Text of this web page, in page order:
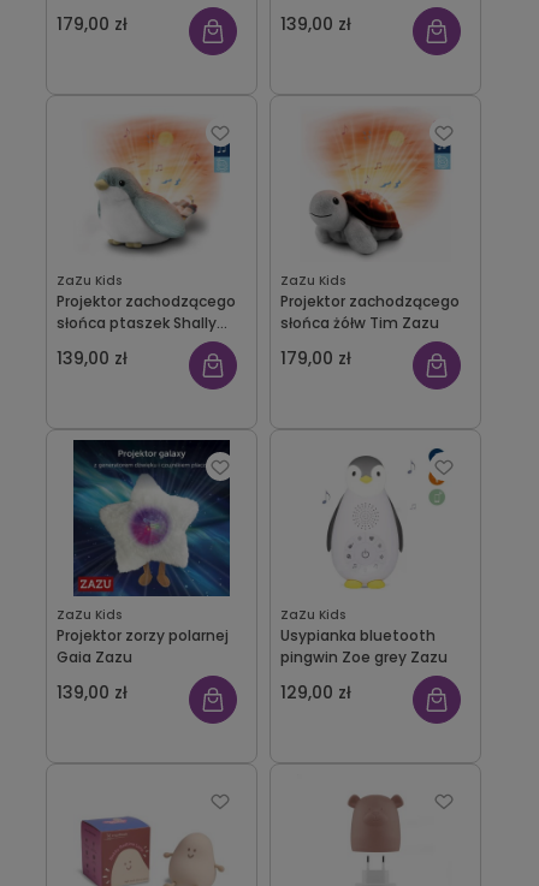
179,00 zł 139,00 zł
ZaZu Kids
Projektor zachodzącego
słońca ptaszek Shally
139,00 zł
ZaZu Kids
Projektor zachodzącego
słońca żółw Tim Zazu
179,00 zł
ZaZu Kids
Projektor zorzy polarnej
Gaia Zazu
139,00 zł
ZaZu Kids
Usypianka bluetooth
pingwin Zoe grey Zazu
129,00 zł